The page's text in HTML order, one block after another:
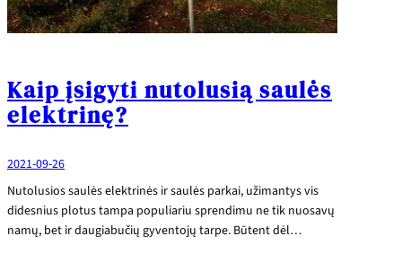
Kaip įsigyti nutolusią saulės
elektrinę?
2021-09-26
Nutolusios saulės elektrinės ir saulės parkai, užimantys vis
didesnius plotus tampa populiariu sprendimu ne tik nuosavų
namų, bet ir daugiabučių gyventojų tarpe. Būtent dėl…